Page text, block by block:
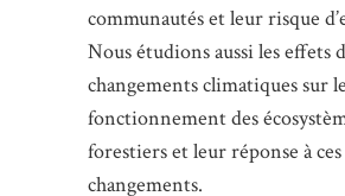
communautés et leur risque
Nous étudions aussi les effets
changements climatiques sur le
fonctionnement des
forestiers et leur réponse à ces
changements.